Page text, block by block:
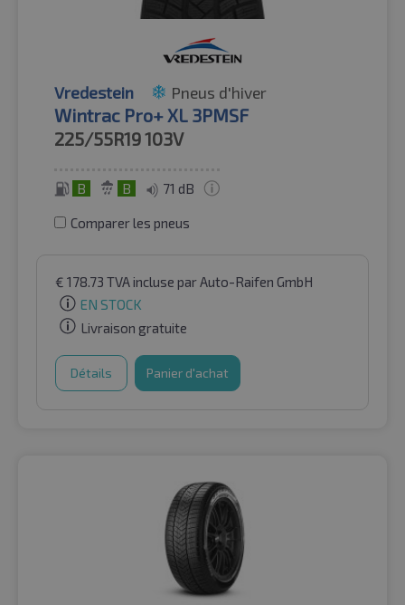
Vredestein Pneus d'hiver
Wintrac Pro+ XL 3PMSF
225/55R19103V
B B 71 dB
Comparer les pneus
€ 178.73 TVA incluse par Auto-Raifen GmbH
EN STOCK
Livraison gratuite
Détails Panier d'achat